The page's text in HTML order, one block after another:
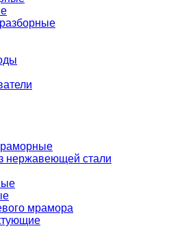
нержавеющей стали
мрамора